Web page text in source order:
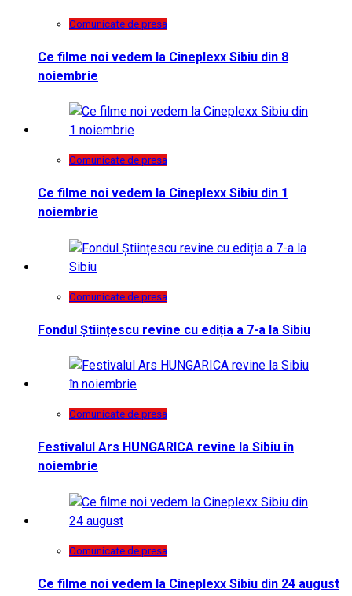
Comunicate de presa
Ce filme noi vedem la Cineplexx Sibiu din 8
noiembrie
Comunicate de presa
Ce filme noi vedem la Cineplexx Sibiu din 1
noiembrie
Comunicate de presa
Fondul Științescu revine cu ediția a 7-a la Sibiu
Comunicate de presa
Festivalul Ars HUNGARICA revine la Sibiu în
noiembrie
Comunicate de presa
Ce filme noi vedem la Cineplexx Sibiu din 24 august